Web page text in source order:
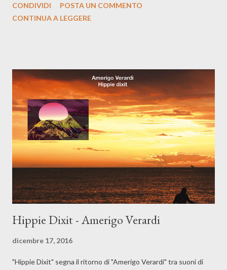
Bob Lee Swagger, ex cecchino della marina statunitense che si
piano il solito thriller poliziesco tipicamente americano, poco
originale e a tratti parecchio prevedibile. Bob ha deciso di dare
un taglio netto alla sua esistenza, cambiando completamente
vita, allontanandosi dal mondo militare e vivendo solo per la sua
famiglia, va a caccia, gioca con la figlia, sembra un uomo felice,
nonostante la sua men...
CONDIVIDI
POSTA UN COMMENTO
CONTINUA A LEGGERE
Hippie Dixit - Amerigo Verardi
dicembre 17, 2016
"Hippie Dixit" segna il ritorno di "Amerigo Verardi" tra suoni di